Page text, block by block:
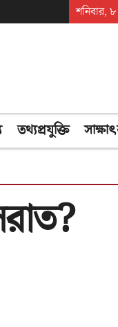
শনিবার,
তথ্যপ্রযুক্তি